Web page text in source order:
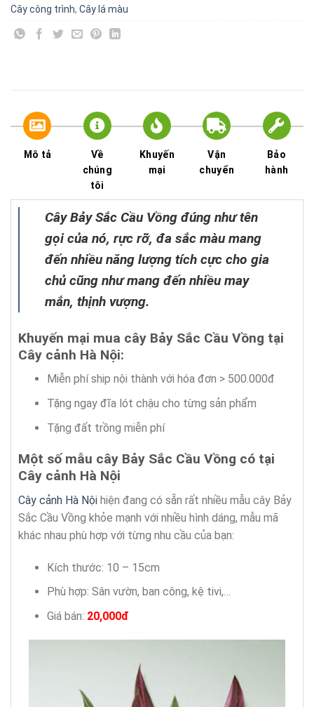
Cây công trình, Cây lá màu
Mô tả
Về
chúng
tôi
Khuyến
mại
Vận
chuyển
Bảo
hành
Cây Bảy Sắc Cầu Vồng đúng như tên
gọi của nó, rực rỡ, đa sắc màu mang
đến nhiều năng lượng tích cực cho gia
chủ cũng như mang đến nhiều may
mắn, thịnh vượng.
Khuyến mại mua cây Bảy Sắc Cầu Vồng tại
Cây cảnh Hà Nội:
Miễn phí ship nội thành với hóa đơn > 500.000đ
Tặng ngay đĩa lót chậu cho từng sản phẩm
Tặng đất trồng miễn phí
Một số mẫu cây Bảy Sắc Cầu Vồng có tại
Cây cảnh Hà Nội
Cây cảnh Hà Nội hiện đang có sẵn rất nhiều mẫu cây Bảy
Sắc Cầu Vồng khỏe mạnh với nhiều hình dáng, mẫu mã
khác nhau phù hợp với từng nhu cầu của bạn:
Kích thước: 10 – 15cm
Phù hợp: Sân vườn, ban công, kệ tivi,…
Giá bán: 20,000đ